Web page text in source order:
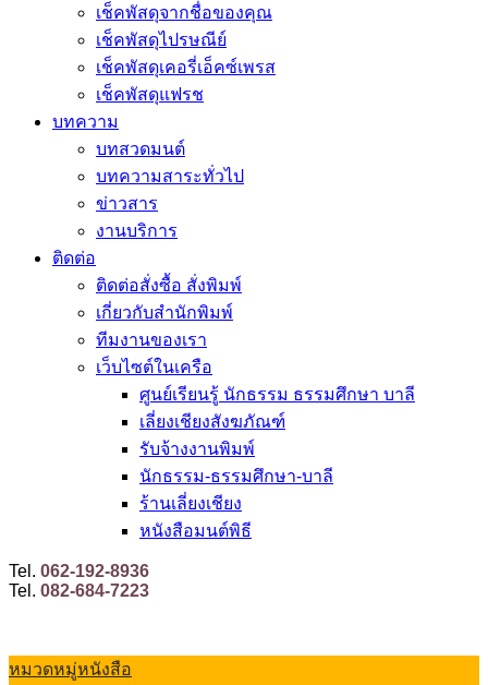
เช็คพัสดุจากชื่อของคุณ
เช็คพัสดุไปรษณีย์
เช็คพัสดุเคอรี่เอ็คซ์เพรส
เช็คพัสดุแฟรช
บทความ
บทสวดมนต์
บทความสาระทั่วไป
ข่าวสาร
งานบริการ
ติดต่อ
ติดต่อสั่งซื้อ สั่งพิมพ์
เกี่ยวกับสำนักพิมพ์
ทีมงานของเรา
เว็บไซต์ในเครือ
ศูนย์เรียนรู้ นักธรรม ธรรมศึกษา บาลี
เลี่ยงเชียงสังฆภัณฑ์
รับจ้างงานพิมพ์
นักธรรม-ธรรมศึกษา-บาลี
ร้านเลี่ยงเชียง
หนังสือมนต์พิธี
Tel. 062-192-8936
Tel. 082-684-7223
หมวดหมู่หนังสือ